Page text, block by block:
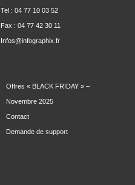
Tel : 04 77 10 03 52
Fax : 04 77 42 30 11
Infos@infographix.fr
Offres « BLACK FRIDAY » –
Novembre 2025
Contact
Demande de support